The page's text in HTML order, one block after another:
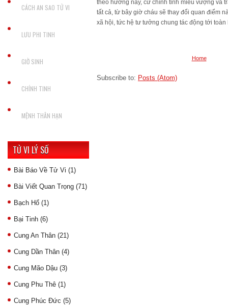
CÁCH AN SAO TỬ VI
LƯU PHI TINH
GIỜ SINH
CHÍNH TINH
MỆNH THÂN HẠN
TỬ VI LÝ SỐ
Bài Báo Về Tử Vi (1)
Bài Viết Quan Trọng (71)
Bạch Hổ (1)
Bại Tinh (6)
Cung An Thân (21)
Cung Dần Thân (4)
Cung Mão Dậu (3)
Cung Phu Thê (1)
Cung Phúc Đức (5)
theo hướng này, cứ chính tinh miếu vượng và
tất cả, từ bây giờ cháu sẽ thay đổi quan điểm
xã hội, tức hệ tư tưởng chung tác động tới
Home
Subscribe to: Posts (Atom)